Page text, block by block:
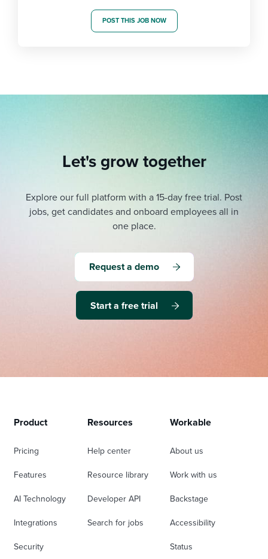
POST THIS JOB NOW
Let's grow together
Explore our full platform with a 15-day free trial. Post
jobs, get candidates and onboard employees all in
one place.
Request a demo
Start a free trial
Product
Pricing
Features
AI Technology
Integrations
Security
Resources
Help center
Resource library
Developer API
Search for jobs
Workable
About us
Work with us
Backstage
Accessibility
Status